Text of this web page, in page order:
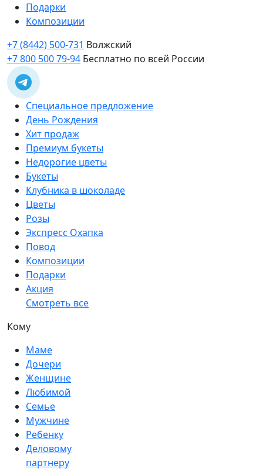
Подарки
Композиции
+7 (8442) 500-731 Волжский
+7 800 500 79-94 Бесплатно по всей России
Специальное предложение
День Рождения
Хит продаж
Премиум букеты
Недорогие цветы
Букеты
Клубника в шоколаде
Цветы
Розы
Экспресс Охапка
Повод
Композиции
Подарки
Акция
Смотреть все
Кому
Маме
Дочери
Женщине
Любимой
Семье
Мужчине
Ребенку
Деловому
партнеру